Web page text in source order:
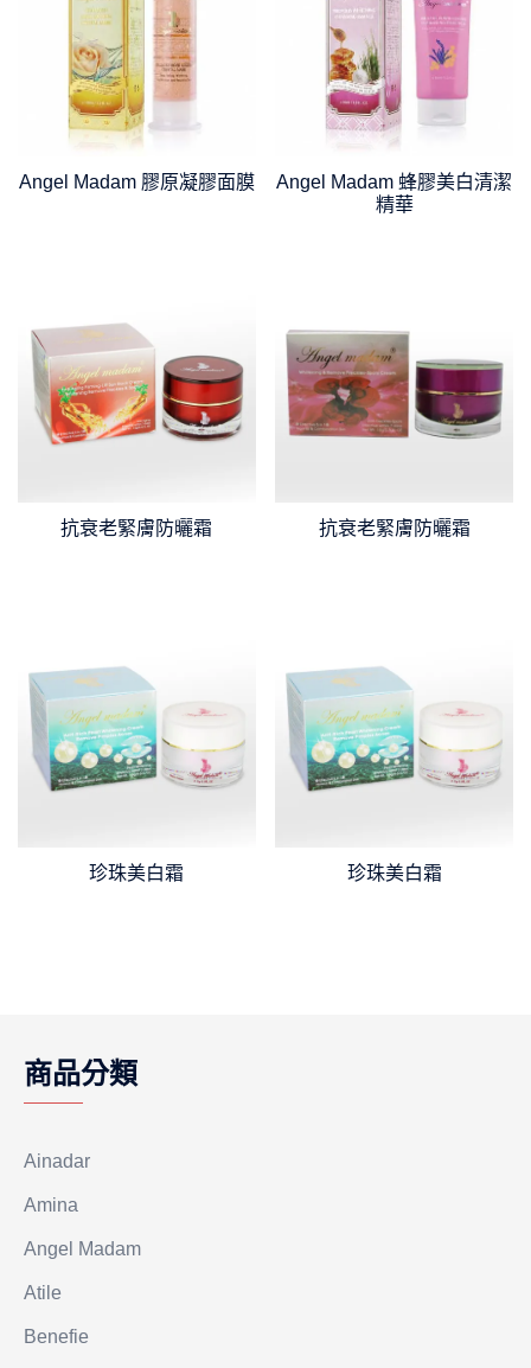
Angel Madam 膠原凝膠面膜
Angel Madam 蜂膠美白清潔
精華
抗衰老緊膚防曬霜 抗衰老緊膚防曬霜
珍珠美白霜 珍珠美白霜
商品分類
Ainadar
Amina
Angel Madam
Atile
Benefie